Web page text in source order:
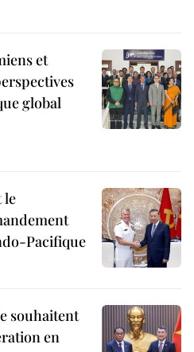
et
global
le
Pacifique
souhaitent
en